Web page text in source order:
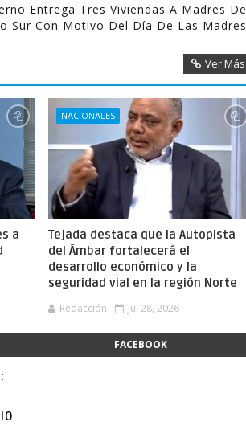
Entrega Tres Viviendas A Madres De
Sur Con Motivo Del Día De Las Madres
Ver Más
a
NACIONALES
Tejada destaca que la Autopista
del Ámbar fortalecerá el
desarrollo económico y la
seguridad vial en la región Norte
Redacción Jul 28, 2026
FACEBOOK